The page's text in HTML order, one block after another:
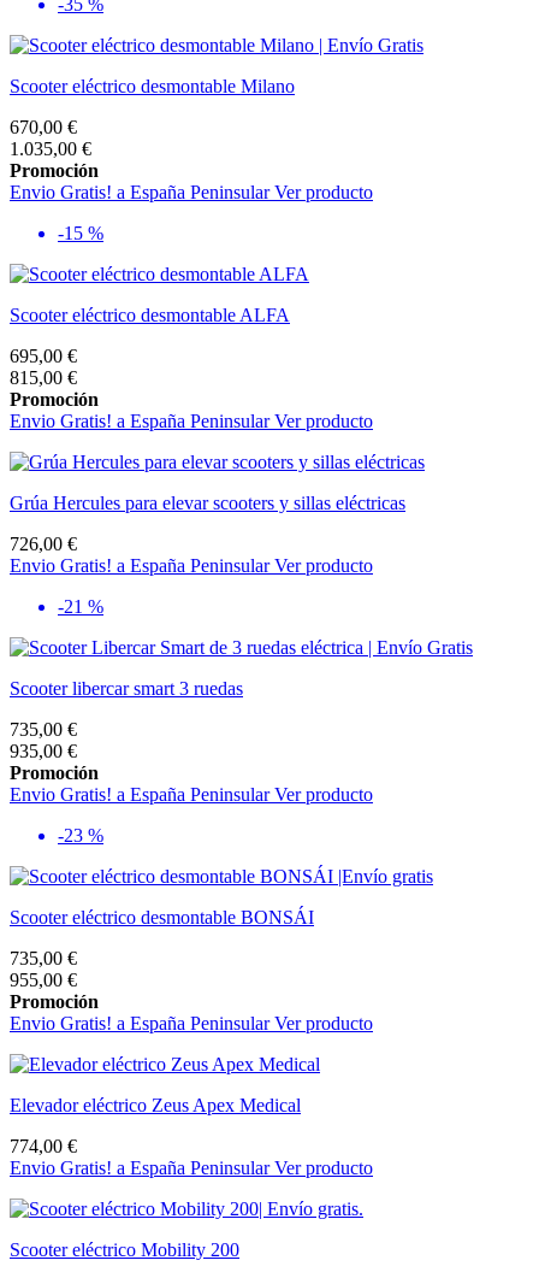
Scooter eléctrico desmontable Milano
670,00 €
1.035,00 €
Promoción
Envio Gratis! a España PeninsularVer producto
-15 %
Scooter eléctrico desmontable ALFA
695,00 €
815,00 €
Promoción
Envio Gratis! a España PeninsularVer producto
Grúa Hercules para elevar scooters y sillas eléctricas
726,00 €
Envio Gratis! a España PeninsularVer producto
-21 %
Scooter libercar smart 3 ruedas
735,00 €
935,00 €
Promoción
Envio Gratis! a España PeninsularVer producto
-23 %
Scooter eléctrico desmontable BONSÁI
735,00 €
955,00 €
Promoción
Envio Gratis! a España PeninsularVer producto
Elevador eléctrico Zeus Apex Medical
774,00 €
Envio Gratis! a España PeninsularVer producto
Scooter eléctrico Mobility 200